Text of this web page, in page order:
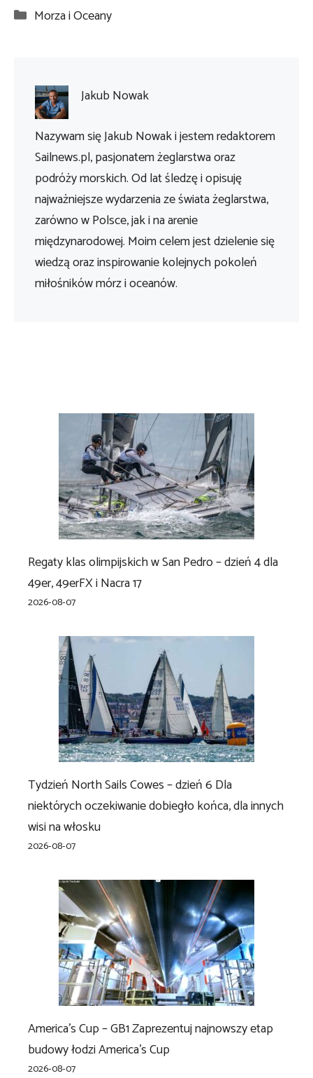
Kategorie
Morza i Oceany
Jakub Nowak
Nazywam się Jakub Nowak i jestem redaktorem
Sailnews.pl, pasjonatem żeglarstwa oraz
podróży morskich. Od lat śledzę i opisuję
najważniejsze wydarzenia ze świata żeglarstwa,
zarówno w Polsce, jak i na arenie
międzynarodowej. Moim celem jest dzielenie się
wiedzą oraz inspirowanie kolejnych pokoleń
miłośników mórz i oceanów.
Regaty klas olimpijskich w San Pedro – dzień 4 dla
49er, 49erFX i Nacra 17
2026-08-07
Tydzień North Sails Cowes – dzień 6 Dla
niektórych oczekiwanie dobiegło końca, dla innych
wisi na włosku
2026-08-07
America’s Cup – GB1 Zaprezentuj najnowszy etap
budowy łodzi America’s Cup
2026-08-07